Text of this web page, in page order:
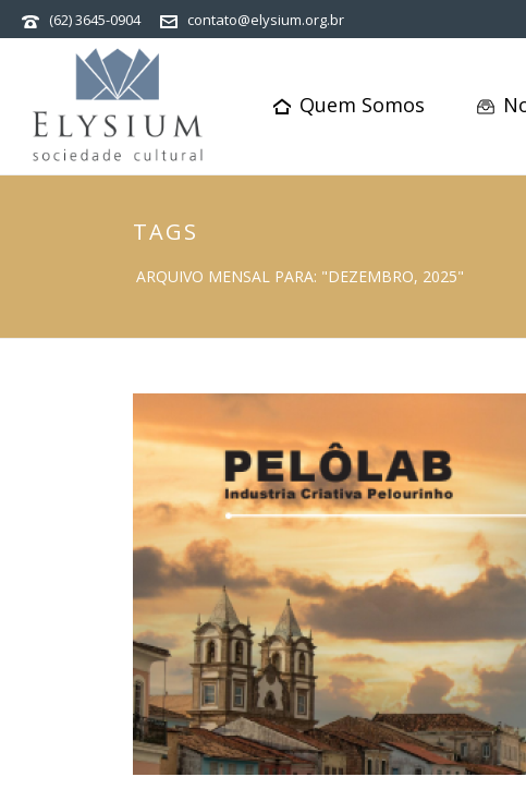
(62) 3645-0904 contato@elysium.org.br
Quem Somos
TAGS
ARQUIVO MENSAL PARA: "DEZEMBRO, 2025"